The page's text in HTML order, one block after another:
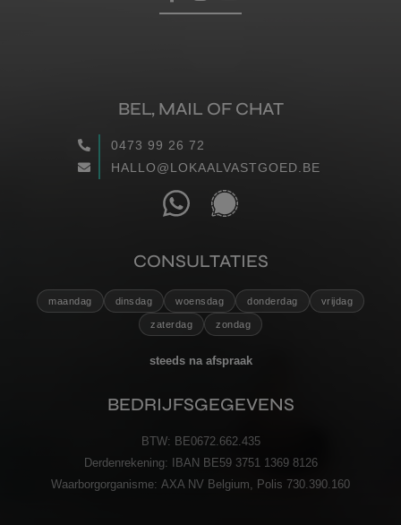
Laat hier uw gegevens achter, dan nemen wij zo
VERZENDEN
HOME
VERKOPEN
WAARGEMAAKT
RECENSIES
BEL, MAIL OF CHAT
0473 99 26 72
HALLO@LOKAALVASTGOED.BE
CONSULTATIES
maandag dinsdag woensdag donderdag vrijdag
zaterdag zondag
steeds na afspraak
BEDRIJFSGEGEVENS
BTW: BE0672.662.435
Derdenrekening:
IBAN BE59 3751 1369 8126
Waarborgorganisme: AXA NV Belgium, Polis 730.390.160